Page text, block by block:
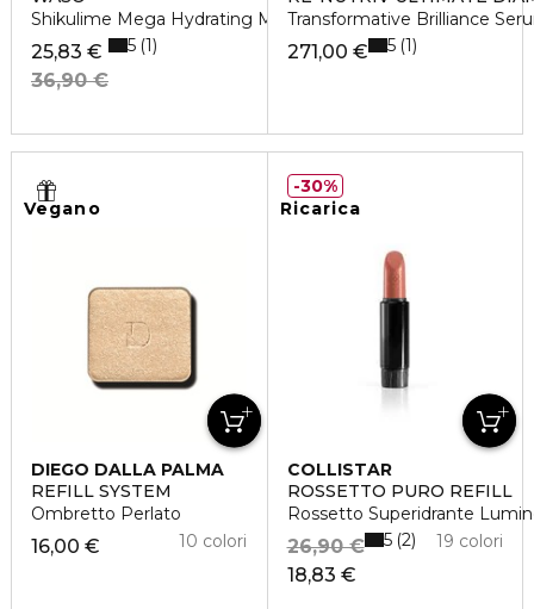
Shikulime Mega Hydrating Moisturizer Refill
25,83 €
36,90 €
5 1
Transformative Brilliance
271,00 € 5 1
Vegano
DIEGO DALLA PALMA
REFILL SYSTEM
Ombretto Perlato
16,00 € 10 colori
Ricarica
COLLISTAR
ROSSETTO PURO REFILL
Rossetto Superidrante
18,83 €
26,90 € 19 colori
5 2
30%